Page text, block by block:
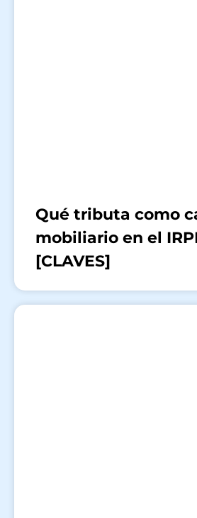
Qué tributa como
mobiliario en el
[CLAVES]